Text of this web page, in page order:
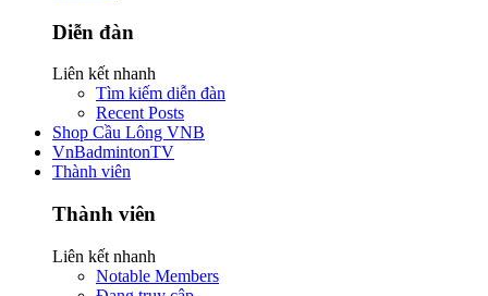
Diễn đàn
Liên kết nhanh
Tìm kiếm diễn đàn
Recent Posts
Shop Cầu Lông VNB
VnBadmintonTV
Thành viên
Thành viên
Liên kết nhanh
Notable Members